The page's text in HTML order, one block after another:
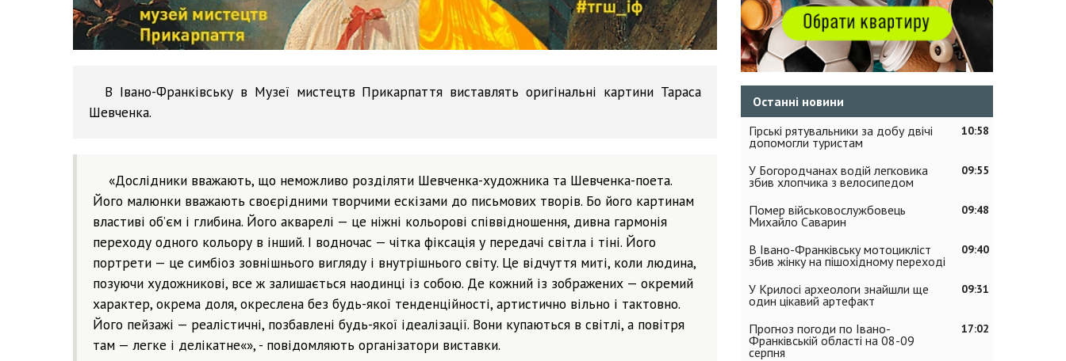
В Івано-Франківську в Музеї мистецтв Прикарпаття виставлять оригінальні картини Тараса
Шевченка.
«Дослідники вважають, що неможливо розділяти Шевченка-художника та Шевченка-поета.
Його малюнки вважають своєрідними творчими ескізами до письмових творів. Бо його картинам
властиві об’єм і глибина. Його акварелі — це ніжні кольорові співвідношення, дивна гармонія
переходу одного кольору в інший. І водночас — чітка фіксація у передачі світла і тіні. Його
портрети — це симбіоз зовнішнього вигляду і внутрішнього світу. Це відчуття миті, коли людина,
позуючи художникові, все ж залишається наодинці із собою. Де кожний із зображених — окремий
характер, окрема доля, окреслена без будь-якої тенденційності, артистично вільно і тактовно.
Його пейзажі — реалістичні, позбавлені будь-якої ідеалізації. Вони купаються в світлі, а повітря
там — легке і делікатне«», - повідомляють організатори виставки.
Останні новини
10:58
Гірські рятувальники за добу двічі
допомогли туристам
09:55
У Богородчанах водій легковика
збив хлопчика з велосипедом
09:48
Помер військовослужбовець
Михайло Саварин
09:40
В Івано-Франківську мотоцикліст
збив жінку на пішохідному переході
09:31
У Крилосі археологи знайшли ще
один цікавий артефакт
17:02
Прогноз погоди по Івано-
Франківській області на 08-09
серпня